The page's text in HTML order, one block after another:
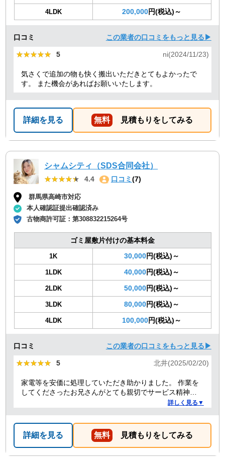
4LDK 200,000円(税込)～
口コミ この業者の口コミをもっと見る▶
★★★★★
★★★★★ 5 ni(2024/11/23)
気さくで追加の物も快く搬出いただきとてもよかったで
す。 また機会があればお願いいたします。
詳細を見る 無料 見積もりをしてみる
シャムシティ（SDS合同会社）
★★★★★
★★★★★ 4.4 口コミ (7)
群馬県高崎市対応
本人確認証提出確認済み
古物商許可証：第308832215264号
ゴミ屋敷片付けの基本料金
1K 30,000円(税込)～
1LDK 40,000円(税込)～
2LDK 50,000円(税込)～
3LDK 80,000円(税込)～
4LDK 100,000円(税込)～
口コミ この業者の口コミをもっと見る▶
★★★★★
★★★★★ 5 北井(2025/02/20)
家電等を安価に処理していただき助かりました。 作業を
してくださったお兄さんがとても親切でサービス精神溢
詳しく見る▼
詳細を見る 無料 見積もりをしてみる